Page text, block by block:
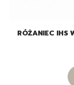
RÓŻANIEC IHS